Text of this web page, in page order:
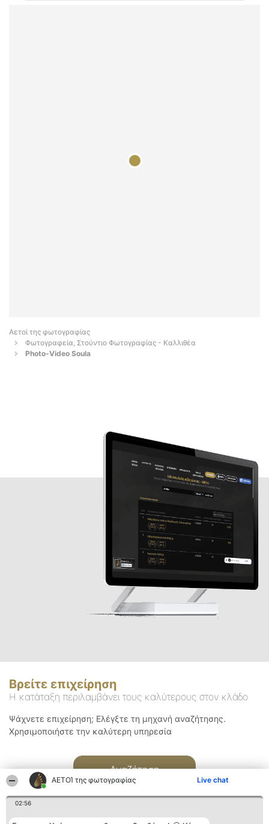
ΑΕΤΟΊ της φωτογραφίας Live chat
02:56
Αετοί της φωτογραφίας
Φωτογραφεία, Στούντιο Φωτογραφίας - Καλλιθέα
Photo-Video Soula
Βρείτε επιχείρηση
Η κατάταξη περιλαμβάνει τους καλύτερους στον κλάδο
Ψάχνετε επιχείρηση; Ελέγξτε τη μηχανή αναζήτησης.
Χρησιμοποιήστε την καλύτερη υπηρεσία
Αναζήτηση